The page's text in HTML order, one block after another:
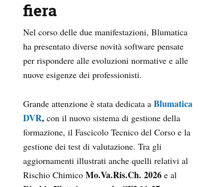
fiera
Nel corso delle due manifestazioni, Blumatica
ha presentato diverse novità software pensate
per rispondere alle evoluzioni normative e alle
nuove esigenze dei professionisti.
Grande attenzione è stata dedicata a Blumatica
DVR, con il nuovo sistema di gestione della
formazione, il Fascicolo Tecnico del Corso e la
gestione dei test di valutazione. Tra gli
aggiornamenti illustrati anche quelli relativi al
Rischio Chimico Mo.Va.Ris.Ch. 2026 e al